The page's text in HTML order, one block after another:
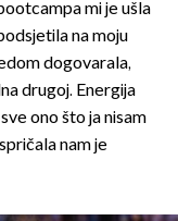
mi je ušla
na moju
dogovarala,
drugoj. Energija
ono što ja nisam
nam je